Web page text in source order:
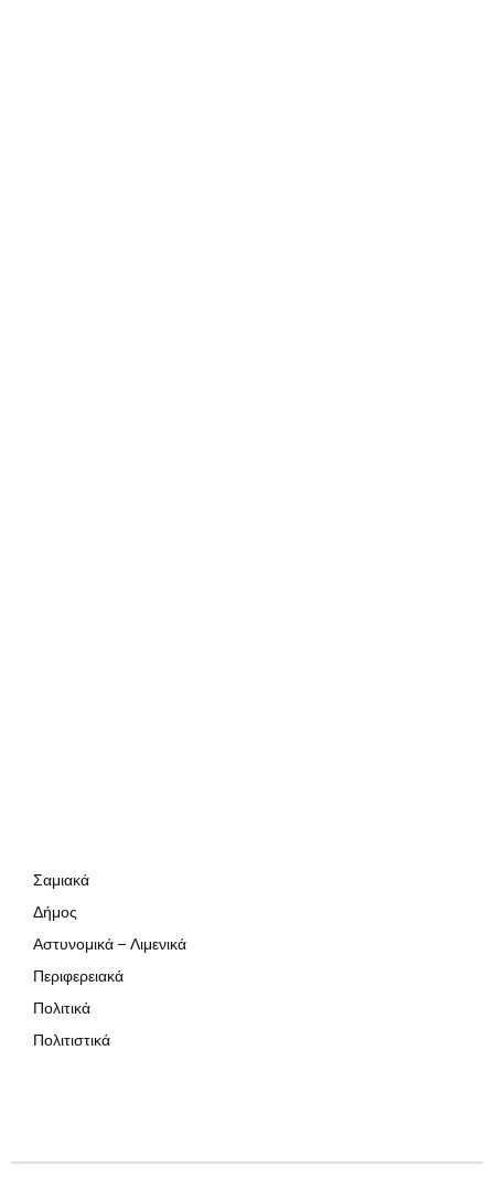
Σαμιακά
Δήμος
Αστυνομικά – Λιμενικά
Περιφερειακά
Πολιτικά
Πολιτιστικά